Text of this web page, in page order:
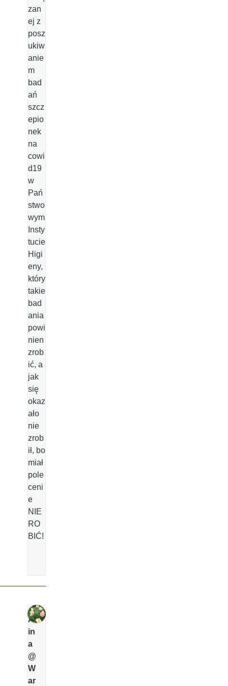
zan
ej z
posz
ukiw
anie
m
bad
ań
szcz
epio
nek
na
cowi
d19
w
Pań
stwo
wym
Insty
tucie
Higi
eny,
który
takie
bad
ania
powi
nien
zrob
ić, a
jak
się
okaz
ało
nie
zrob
ił, bo
miał
pole
ceni
e
NIE
RO
BIĆ!
Al
in
a
@
W
ar